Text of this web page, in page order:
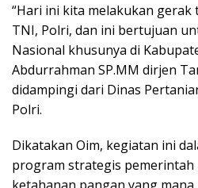
“Hari ini kita melakukan gerak
TNI, Polri, dan ini bertujuan
Nasional khusunya di
Abdurrahman SP.MM dirjen
didampingi dari Dinas
Polri.
Dikatakan Oim, kegiatan ini
program strategis pemerintah